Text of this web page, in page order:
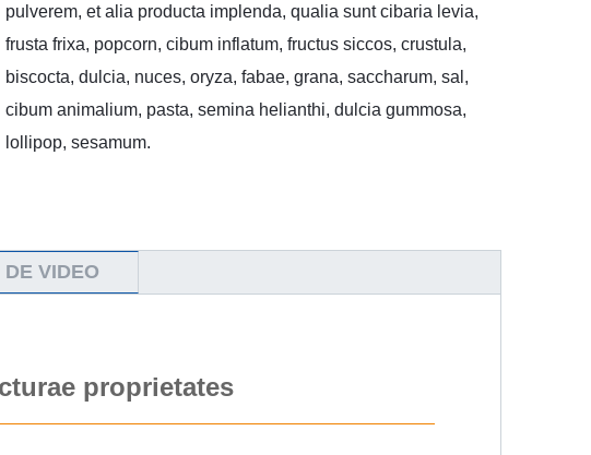
pulverem, et alia producta implenda, qualia sunt cibaria levia,
frusta frixa, popcorn, cibum inflatum, fructus siccos, crustula,
biscocta, dulcia, nuces, oryza, fabae, grana, saccharum, sal,
cibum animalium, pasta, semina helianthi, dulcia gummosa,
lollipop, sesamum.
VIDEO
proprietates